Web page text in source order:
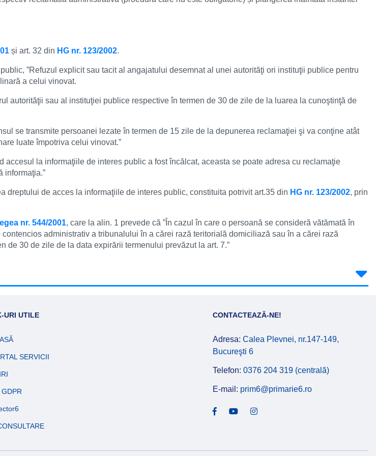
și art. 32 din HG nr. 123/2002.
”Refuzul explicit sau tacit al angajatului desemnat al unei autorităţi ori instituţii publice pentru
a celui vinovat.
autorităţii sau al instituţiei publice respective în termen de 30 de zile de la luarea la cunoştinţă de
se transmite persoanei lezate în termen de 15 zile de la depunerea reclamaţiei şi va conţine atât
luate împotriva celui vinovat.”
accesul la informaţiile de interes public a fost încălcat, aceasta se poate adresa cu reclamaţie
informaţia.”
de acces la informaţiile de interes public, constituita potrivit art.35 din HG nr. 123/2002, prin
nr. 544/2001, care la alin. 1 prevede că ”În cazul în care o persoană se consideră vătămată în
administrativ a tribunalului în a cărei rază teritorială domiciliază sau în a cărei rază
30 de zile de la data expirării termenului prevăzut la art. 7.”
URI UTILE
SERVICII
GDPR
CONTACTEAZĂ-NE!
Adresa: Calea Plevnei, nr.147-149,
Bucureşti 6
Telefon: 0376 204 319 (centrală)
E-mail: prim6@primarie6.ro